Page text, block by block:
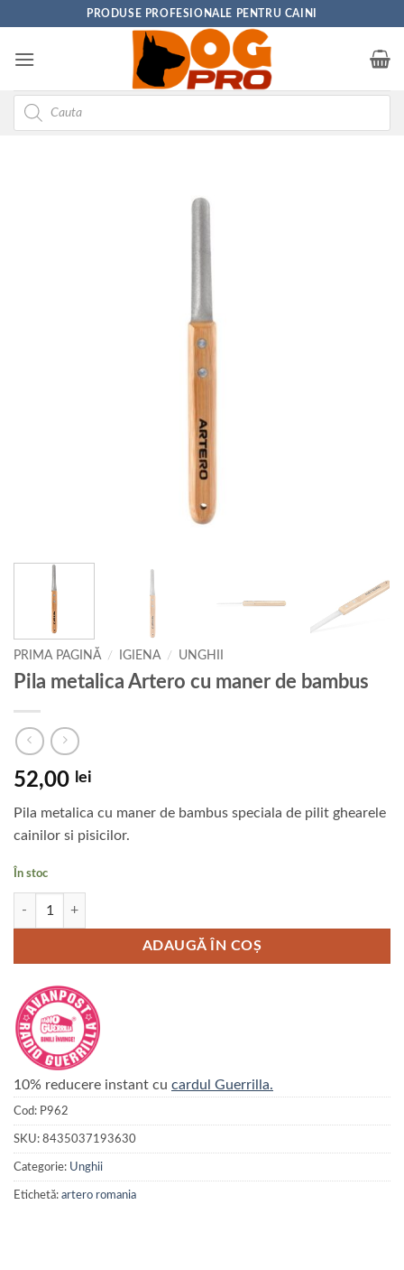
content
PRODUSE PROFESIONALE PENTRU CAINI
Products
search
PRIMA PAGINĂ / IGIENA / UNGHII
Pila metalica Artero cu maner de bambus
52,00 lei
Pila metalica cu maner de bambus speciala de pilit ghearele
cainilor si pisicilor.
În stoc
ADAUGĂ ÎN COȘ
10% reducere instant cu cardul Guerrilla.
Cod: P962
SKU: 8435037193630
Categorie: Unghii
Etichetă: artero romania